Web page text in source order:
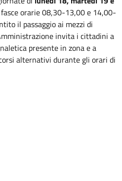
orarie 08,30-13,00 e 14,00-
il passaggio ai mezzi di
invita i cittadini a
presente in zona e a
alternativi durante gli orari di